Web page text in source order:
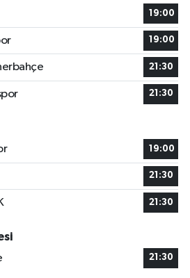
19:00
19:00
21:30
21:30
19:00
21:30
21:30
21:30